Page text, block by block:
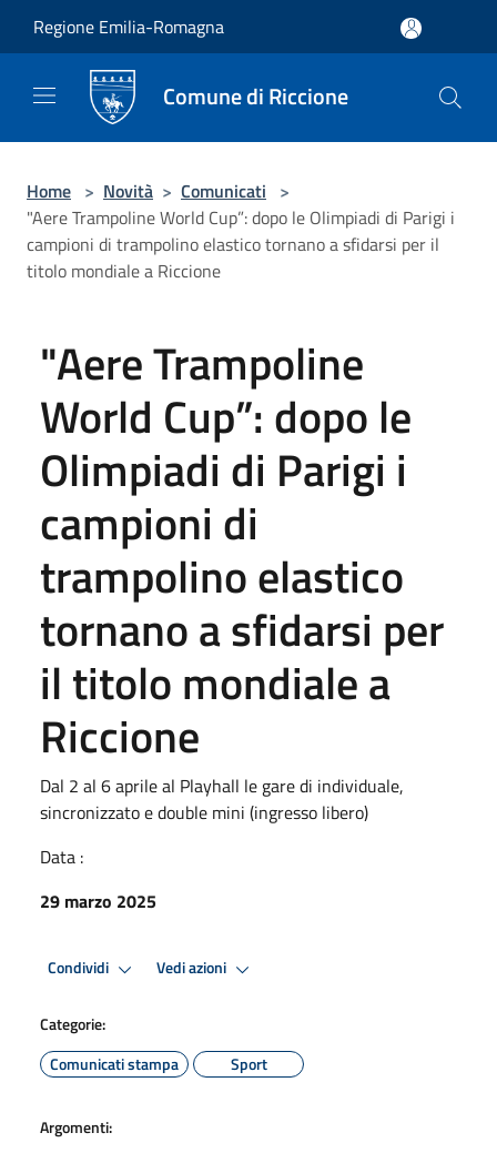
Regione Emilia-Romagna
Comune di Riccione
Home > Novità > Comunicati >
"Aere Trampoline World Cup”: dopo le Olimpiadi di Parigi i
campioni di trampolino elastico tornano a sfidarsi per il
titolo mondiale a Riccione
"Aere Trampoline
World Cup”: dopo le
Olimpiadi di Parigi i
campioni di
trampolino elastico
tornano a sfidarsi per
il titolo mondiale a
Riccione
Dal 2 al 6 aprile al Playhall le gare di individuale,
sincronizzato e double mini (ingresso libero)
Data :
29 marzo 2025
Condividi Vedi azioni
Categorie:
Comunicati stampa
Sport
Argomenti: